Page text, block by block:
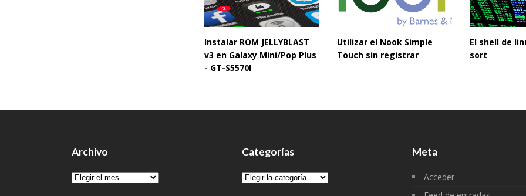
Instalar ROM JELLYBLAST
v3 en Galaxy Mini/Pop Plus
- GT-S5570I
Utilizar el Nook Simple
Touch sin registrar
El shell de
sort
Archivo
Archivo
Categorías
Categorías
Meta
Acceder